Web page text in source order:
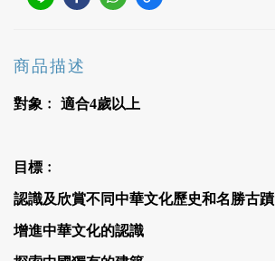
商品描述
對象﹕ 適合4歲以上
目標﹕
認識及欣賞不同中華文化歷史和名勝古蹟
增進中華文化的認識